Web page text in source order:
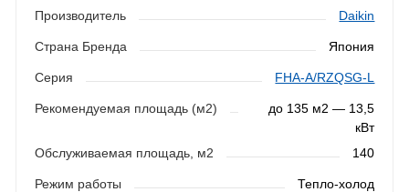
Производитель Daikin
Страна Бренда Япония
Серия FHA-A/RZQSG-L
Рекомендуемая площадь (м2)
до 135 м2 — 13,5
кВт
Обслуживаемая площадь, м2
140
Режим работы Тепло-холод